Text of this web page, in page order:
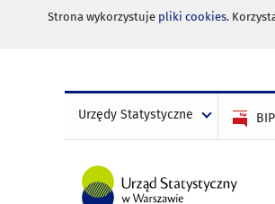
Strona wykorzystuje pliki cookies.
Urzędy Statystyczne BIP